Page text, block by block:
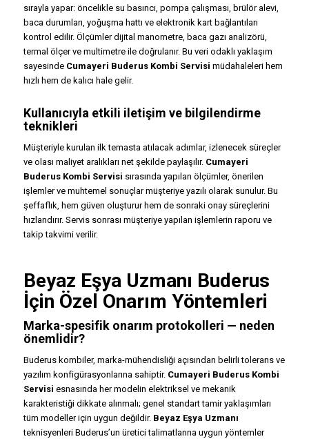
sırayla yapar: öncelikle su basıncı, pompa çalışması, brülör alevi,
baca durumları, yoğuşma hattı ve elektronik kart bağlantıları
kontrol edilir. Ölçümler dijital manometre, baca gazı analizörü,
termal ölçer ve multimetre ile doğrulanır. Bu veri odaklı yaklaşım
sayesinde Cumayeri Buderus Kombi Servisi müdahaleleri hem
hızlı hem de kalıcı hale gelir.
Kullanıcıyla etkili iletişim ve bilgilendirme
teknikleri
Müşteriyle kurulan ilk temasta atılacak adımlar, izlenecek süreçler
ve olası maliyet aralıkları net şekilde paylaşılır. Cumayeri
Buderus Kombi Servisi sırasında yapılan ölçümler, önerilen
işlemler ve muhtemel sonuçlar müşteriye yazılı olarak sunulur. Bu
şeffaflık, hem güven oluşturur hem de sonraki onay süreçlerini
hızlandırır. Servis sonrası müşteriye yapılan işlemlerin raporu ve
takip takvimi verilir.
Beyaz Eşya Uzmanı Buderus
İçin Özel Onarım Yöntemleri
Marka-spesifik onarım protokolleri — neden
önemlidir?
Buderus kombiler, marka-mühendisliği açısından belirli tolerans ve
yazılım konfigürasyonlarına sahiptir. Cumayeri Buderus Kombi
Servisi esnasında her modelin elektriksel ve mekanik
karakteristiği dikkate alınmalı; genel standart tamir yaklaşımları
tüm modeller için uygun değildir. Beyaz Eşya Uzmanı
teknisyenleri Buderus’un üretici talimatlarına uygun yöntemler